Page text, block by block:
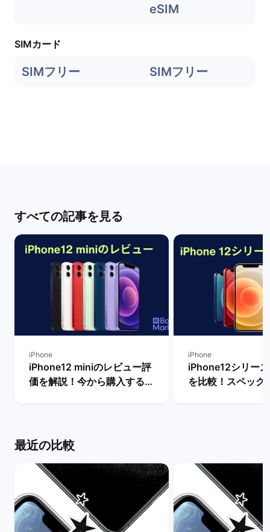
eSIM
SIMカード
SIMフリー SIMフリー
すべての記事を見る
iPhone
iPhone12 miniのレビュー評
価を解説！今から購入するメ
iPhone
iPhone12シリー
を比較！スペック
最近の比較